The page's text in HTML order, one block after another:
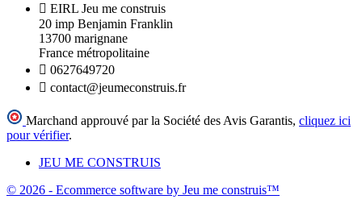
 EIRL Jeu me construis
20 imp Benjamin Franklin
13700 marignane
France métropolitaine
 0627649720
 contact@jeumeconstruis.fr
Marchand approuvé par la Société des Avis Garantis, cliquez ici
pour vérifier.
JEU ME CONSTRUIS
© 2026 - Ecommerce software by Jeu me construis™